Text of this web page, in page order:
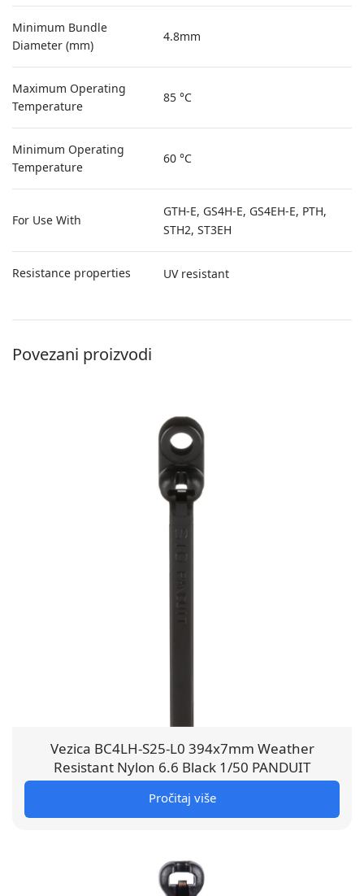
Minimum Bundle
Diameter (mm)
4.8mm
Maximum Operating
Temperature
85 °C
Minimum Operating
Temperature
60 °C
For Use With
GTH-E, GS4H-E, GS4EH-E, PTH,
STH2, ST3EH
Resistance properties UV resistant
Povezani proizvodi
Vezica BC4LH-S25-L0 394x7mm Weather
Resistant Nylon 6.6 Black 1/50 PANDUIT
Pročitaj više